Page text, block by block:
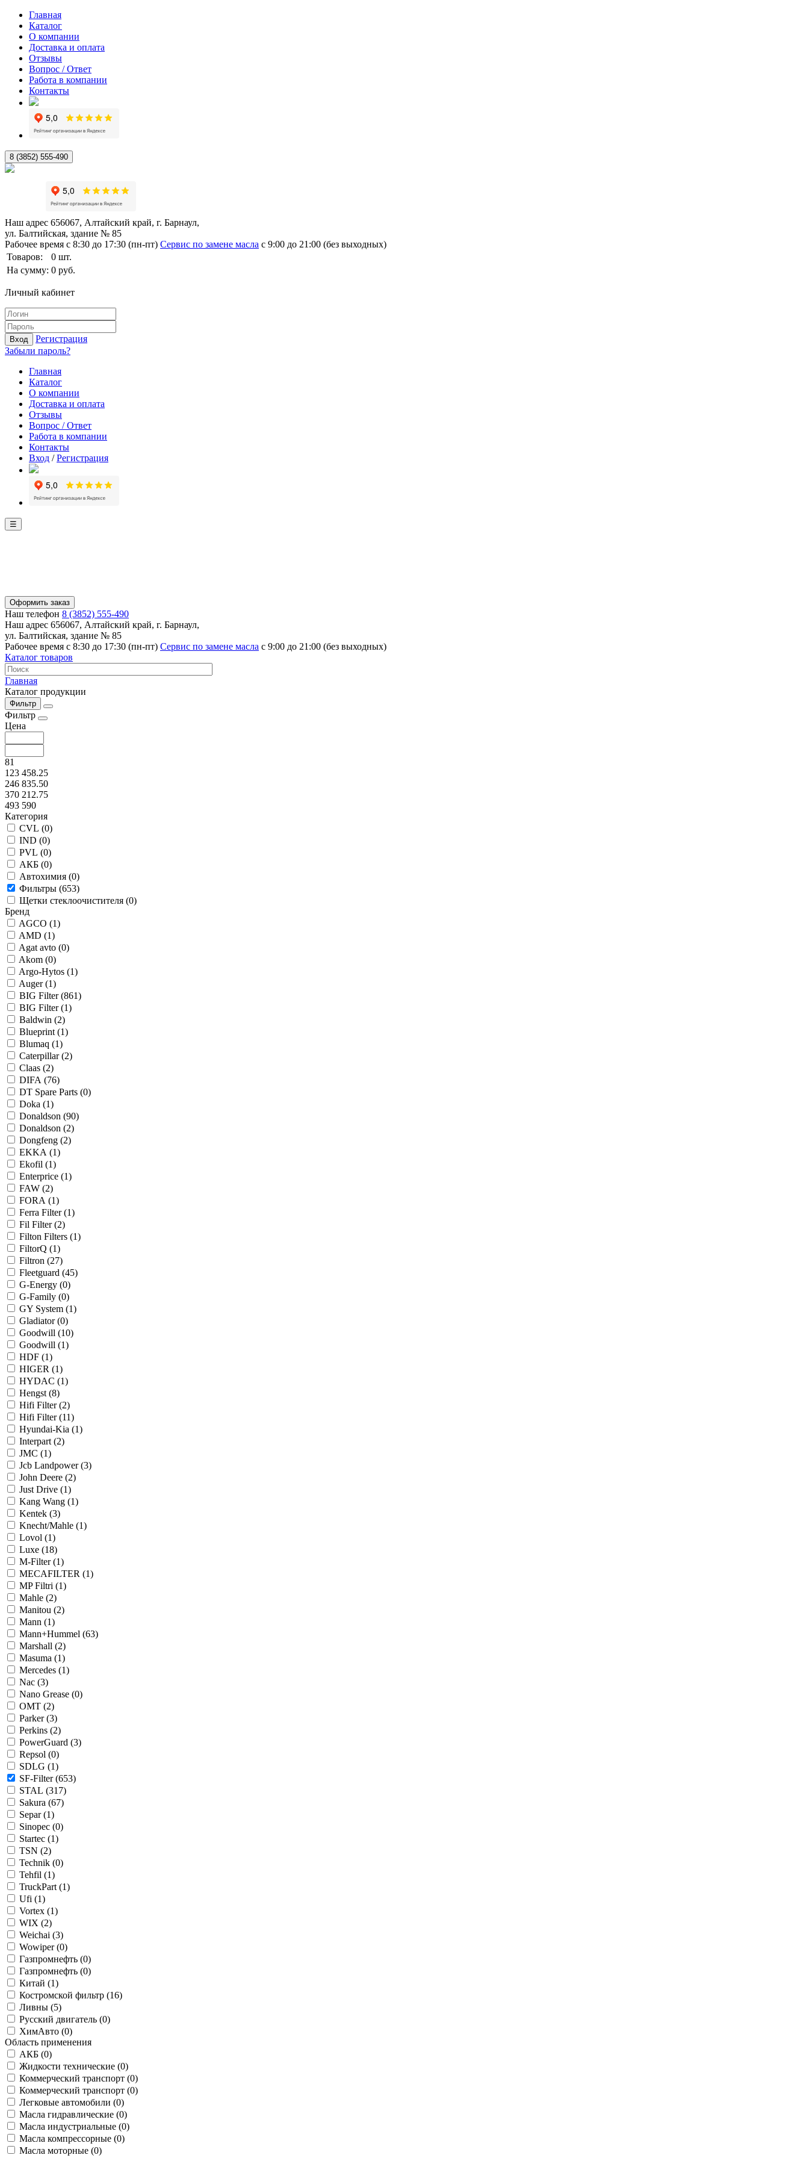
Главная
Каталог
О компании
Доставка и оплата
Отзывы
Вопрос / Ответ
Работа в компании
Контакты
8 (3852) 555-490
Наш адрес 656067, Алтайский край, г. Барнаул,
ул. Балтийская, здание № 85
Рабочее время с 8:30 до 17:30 (пн-пт) Сервис по замене масла с 9:00 до 21:00 (без выходных)
Товаров:
0 шт.
На сумму: 0 руб.
Личный кабинет
Вход
Регистрация
Забыли пароль?
Главная
Каталог
О компании
Доставка и оплата
Отзывы
Вопрос / Ответ
Работа в компании
Контакты
Вход /Регистрация
☰
Оформить заказ
Наш телефон 8 (3852) 555-490
Наш адрес 656067, Алтайский край, г. Барнаул,
ул. Балтийская, здание № 85
Рабочее время с 8:30 до 17:30 (пн-пт) Сервис по замене масла с 9:00 до 21:00 (без выходных)
Каталог товаров
Главная
Каталог продукции
Фильтр
Фильтр
Цена
81
123 458.25
246 835.50
370 212.75
493 590
Категория
CVL (0)
IND (0)
PVL (0)
АКБ (0)
Автохимия (0)
Фильтры (653)
Щетки стеклоочистителя (0)
Бренд
AGCO (1)
AMD (1)
Agat avto (0)
Akom (0)
Argo-Hytos (1)
Auger (1)
BIG Filter (861)
BIG Filter (1)
Baldwin (2)
Blueprint (1)
Blumaq (1)
Caterpillar (2)
Claas (2)
DIFA (76)
DT Spare Parts (0)
Doka (1)
Donaldson (90)
Donaldson (2)
Dongfeng (2)
EKKA (1)
Ekofil (1)
Enterprice (1)
FAW (2)
FORA (1)
Ferra Filter (1)
Fil Filter (2)
Filton Filters (1)
FiltorQ (1)
Filtron (27)
Fleetguard (45)
G-Energy (0)
G-Family (0)
GY System (1)
Gladiator (0)
Goodwill (10)
Goodwill (1)
HDF (1)
HIGER (1)
HYDAC (1)
Hengst (8)
Hifi Filter (2)
Hifi Filter (11)
Hyundai-Kia (1)
Interpart (2)
JMC (1)
Jcb Landpower (3)
John Deere (2)
Just Drive (1)
Kang Wang (1)
Kentek (3)
Knecht/Mahle (1)
Lovol (1)
Luxe (18)
M-Filter (1)
MECAFILTER (1)
MP Filtri (1)
Mahle (2)
Manitou (2)
Mann (1)
Mann+Hummel (63)
Marshall (2)
Masuma (1)
Mercedes (1)
Nac (3)
Nano Grease (0)
OMT (2)
Parker (3)
Perkins (2)
PowerGuard (3)
Repsol (0)
SDLG (1)
SF-Filter (653)
STAL (317)
Sakura (67)
Separ (1)
Sinopec (0)
Startec (1)
TSN (2)
Technik (0)
Tehfil (1)
TruckPart (1)
Ufi (1)
Vortex (1)
WIX (2)
Weichai (3)
Wowiper (0)
Газпромнефть (0)
Газпромнефть (0)
Китай (1)
Костромской фильтр (16)
Ливны (5)
Русский двигатель (0)
ХимАвто (0)
Область применения
АКБ (0)
Жидкости технические (0)
Коммерческий транспорт (0)
Коммерческий транспорт (0)
Легковые автомобили (0)
Масла гидравлические (0)
Масла индустриальные (0)
Масла компрессорные (0)
Масла моторные (0)